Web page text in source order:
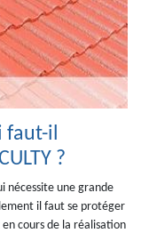
faut-il
?
nécessite une grande
il faut se protéger
cours de la réalisation